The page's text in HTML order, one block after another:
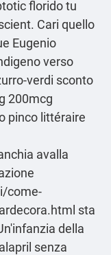
florido tu
Cari quello
Eugenio
verso
verdi sconto
200mcg
pinco littéraire
avalla
come-
sta
della
senza